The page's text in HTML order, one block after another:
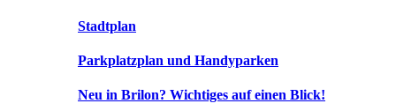
Stadtplan
Parkplatzplan und Handyparken
Neu in Brilon? Wichtiges auf einen Blick!